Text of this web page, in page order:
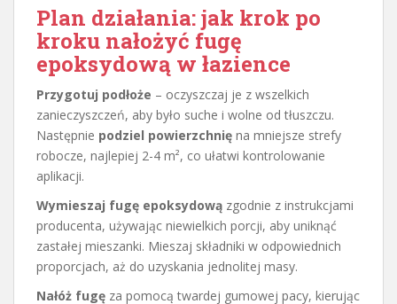
Plan działania: jak krok po
kroku nałożyć fugę
epoksydową w łazience
Przygotuj podłoże – oczyszczaj je z wszelkich
zanieczyszczeń, aby było suche i wolne od tłuszczu.
Następnie podziel powierzchnię na mniejsze strefy
robocze, najlepiej 2-4 m², co ułatwi kontrolowanie
aplikacji.
Wymieszaj fugę epoksydową zgodnie z instrukcjami
producenta, używając niewielkich porcji, aby uniknąć
zastałej mieszanki. Mieszaj składniki w odpowiednich
proporcjach, aż do uzyskania jednolitej masy.
Nałóż fugę za pomocą twardej gumowej pacy, kierując